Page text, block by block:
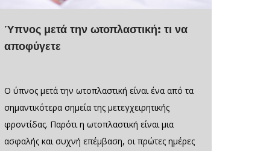
Ύπνος μετά την ωτοπλαστική: τι να
αποφύγετε
Ο ύπνος μετά την ωτοπλαστική είναι ένα από τα
σημαντικότερα σημεία της μετεγχειρητικής
φροντίδας. Παρότι η ωτοπλαστική είναι μια
ασφαλής και συχνή επέμβαση, οι πρώτες ημέρες